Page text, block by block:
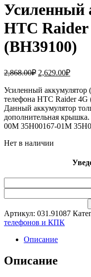
Усиленный
HTC
(BH39100)
2,868.00₽ Первоначальная
составляла
2,868.00₽.
2,629.00₽
Усиленный аккумулятор
телефона HTC Raider
Данный аккумулятор
дополнительная
00M 35H00167-01M
Нет в наличии
Артикул: 031.91087
телефонов и КПК
Описание
Описание